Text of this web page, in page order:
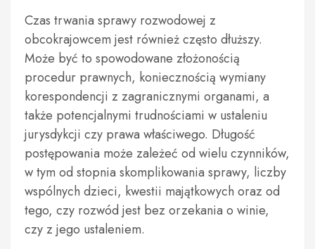
Czas trwania sprawy rozwodowej z
obcokrajowcem jest również często dłuższy.
Może być to spowodowane złożonością
procedur prawnych, koniecznością wymiany
korespondencji z zagranicznymi organami, a
także potencjalnymi trudnościami w ustaleniu
jurysdykcji czy prawa właściwego. Długość
postępowania może zależeć od wielu czynników,
w tym od stopnia skomplikowania sprawy, liczby
wspólnych dzieci, kwestii majątkowych oraz od
tego, czy rozwód jest bez orzekania o winie,
czy z jego ustaleniem.